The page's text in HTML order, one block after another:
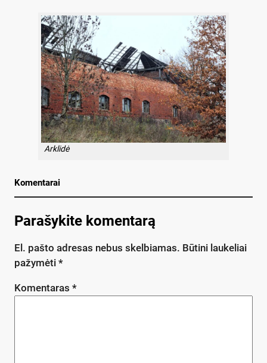
Arklidė
Komentarai
Parašykite komentarą
El. pašto adresas nebus skelbiamas. Būtini laukeliai
pažymėti *
Komentaras *